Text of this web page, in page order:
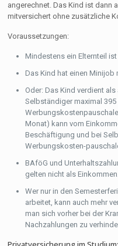
angerechnet. Das Kind ist dann
mitversichert ohne zusätzliche
Voraussetzungen:
Mindestens ein Elternteil
Das Kind hat einen Minijob
Oder: Das Kind verdient
Selbständiger maximal 395
Monat) kann vom
Beschäftigung und bei
Werbungskosten-
BAföG und
gelten nicht als
Wer nur in den
arbeitet, kann auch mehr
man sich vorher bei der
Nachzahlungen zu